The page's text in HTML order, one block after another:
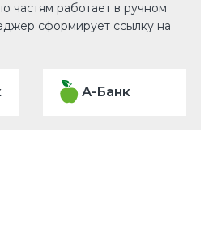
частям работает в ручном
сформирует ссылку на
А-Банк